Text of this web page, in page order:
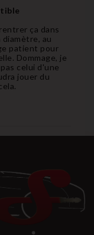
ça dans
au
patient pour
Dommage, je
celui d'une
jouer du